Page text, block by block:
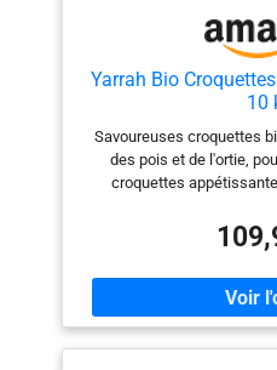
Yarrah Bio
10
Savoureuses croquettes
des pois et de l'ortie,
croquettes
des produits purs, sans
OGM Sans céréales
hautement digestibles afin
ait exactement